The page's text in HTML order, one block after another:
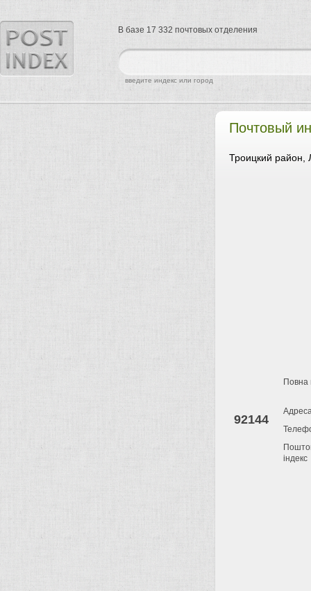
Почтовый
Троицкий район,
92144
Повна
індекс
найти
введите индекс или город
В базе 17 332 почтовых отделения